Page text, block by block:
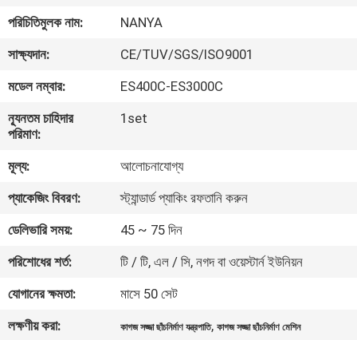
ভিডিও
VR
প্রদর্শন
আমাদের
সম্পর্কে
কারখানা
ভ্রমণ
মান
পরিচিতিমুলক নাম:
NANYA
সাক্ষ্যদান:
CE/TUV/SGS/ISO9001
মডেল নম্বার:
ES400C-ES3000C
ন্যূনতম চাহিদার
পরিমাণ:
1set
মূল্য:
আলোচনাযোগ্য
প্যাকেজিং বিবরণ:
স্ট্যান্ডার্ড প্যাকিং রফতানি করুন
ডেলিভারি সময়:
45 ~ 75 দিন
পরিশোধের শর্ত:
টি / টি, এল / সি, নগদ বা ওয়েস্টার্ন ইউনিয়ন
যোগানের ক্ষমতা:
মাসে 50 সেট
লক্ষণীয় করা:
কাগজ সজ্জা ছাঁচনির্মাণ যন্ত্রপাতি,কাগজ সজ্জা ছাঁচনির্মাণ মেশিন